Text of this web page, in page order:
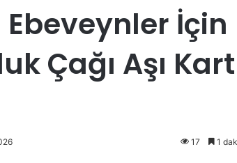
İçin
Çağı Aşı
17 1